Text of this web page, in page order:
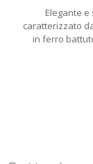
Elegante
caratterizzato
in ferro